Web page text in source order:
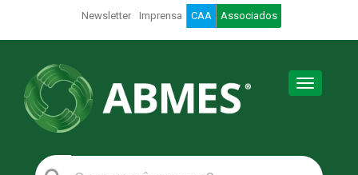
Newsletter Imprensa CAA Associados
Toggle